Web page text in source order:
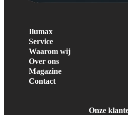
Ilumax
Service
Waarom wij
Over ons
Magazine
Contact
Onze